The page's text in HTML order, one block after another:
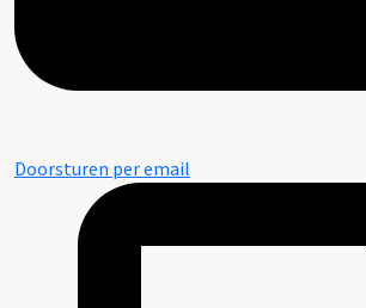
Doorsturen per email